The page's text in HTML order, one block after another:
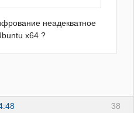
неадекватное
x64 ?
38